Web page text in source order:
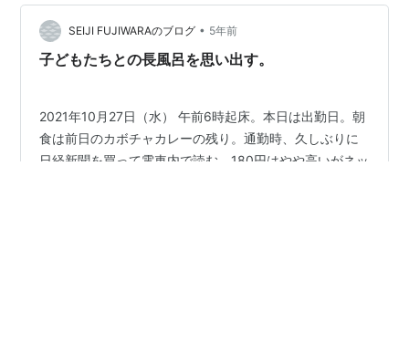
そんなに期待していただいて大変光栄なんですが、パパ
は強いと思っていたことが意外でしたね。（そんなに威
厳もないし、体型も屈強な筋肉があるわけでもないので
SEIJI FUJIWARAのブログ • 5年前
子どもたちとの長風呂を思い出す。